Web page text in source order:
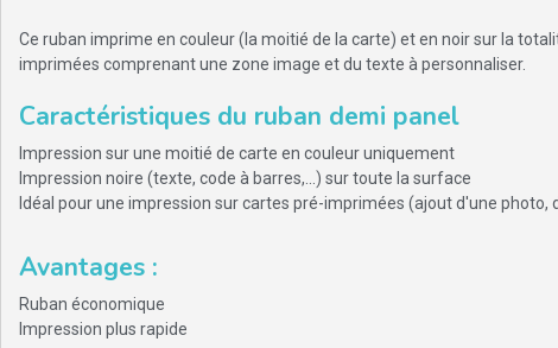
Ce ruban imprime en couleur (la moitié de la carte) et en noir sur la
imprimées comprenant une zone image et du texte à personnaliser.
Caractéristiques du ruban demi panel
Impression sur une moitié de carte en couleur uniquement
Impression noire (texte, code à barres,...) sur toute la surface
Idéal pour une impression sur cartes pré-imprimées (ajout d'une photo,
Avantages :
Ruban économique
Impression plus rapide